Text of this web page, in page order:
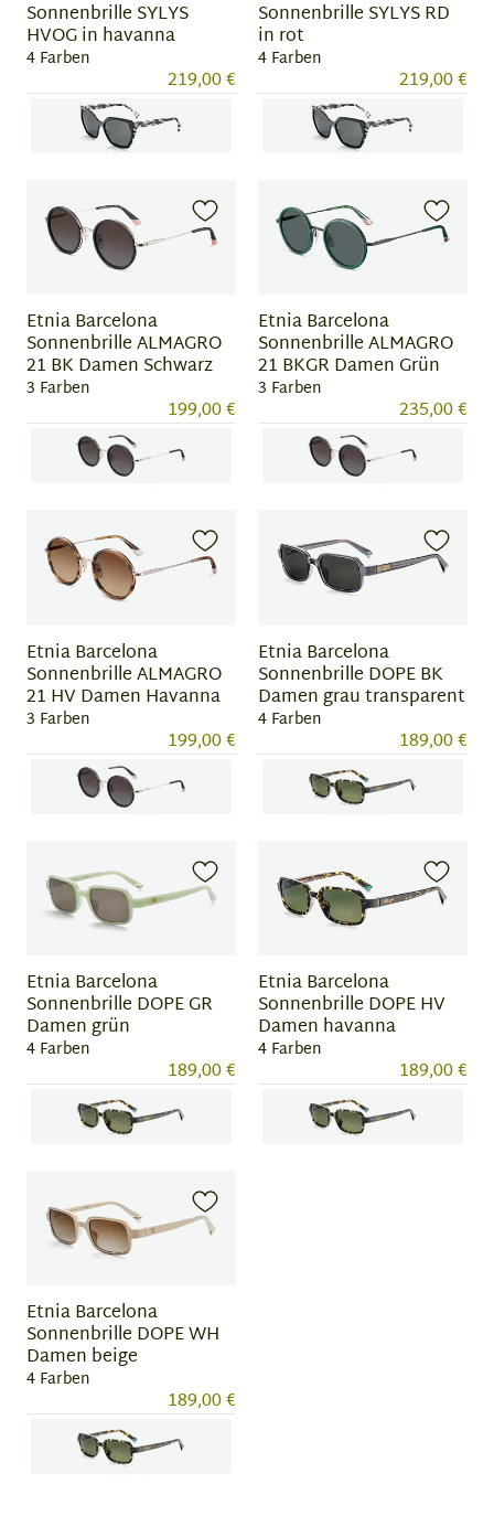
Sonnenbrille SYLYS
HVOG in havanna
4 Farben
219,00 €
Sonnenbrille SYLYS RD
in rot
4 Farben
219,00 €
Etnia Barcelona
Sonnenbrille ALMAGRO
21 BK Damen Schwarz
3 Farben
199,00 €
Etnia Barcelona
Sonnenbrille ALMAGRO
21 BKGR Damen Grün
3 Farben
235,00 €
Etnia Barcelona
Sonnenbrille ALMAGRO
21 HV Damen Havanna
3 Farben
199,00 €
Etnia Barcelona
Sonnenbrille DOPE BK
Damen grau transparent
4 Farben
189,00 €
Etnia Barcelona
Sonnenbrille DOPE GR
Damen grün
4 Farben
189,00 €
Etnia Barcelona
Sonnenbrille DOPE HV
Damen havanna
4 Farben
189,00 €
Etnia Barcelona
Sonnenbrille DOPE WH
Damen beige
4 Farben
189,00 €